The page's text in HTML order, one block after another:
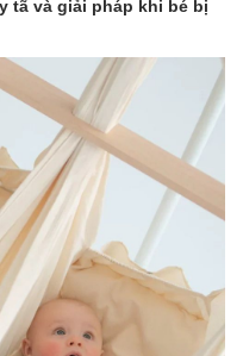
bé ra ngoài:Khi cổ bé đã
này để bé có thể thoải
bé đã tự ngồi phù hợp với
không bị mỏi mà bé vẫn
này.
phần người dưới của bé
và đầu của địu ra và sử
eo.
CF818 cha mẹ
tã và giải pháp khi bé bị